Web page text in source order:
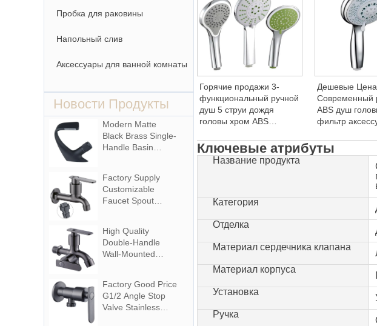
Пробка для раковины
Напольный слив
Аксессуары для ванной комнаты
Новости Продукты
Modern Matte
Black Brass Single-
Handle Basin
Rotating Feature
for Hotel&
Apartment
Factory Supply
Customizable
Faucet Spout
Water Tap for
Bathroom Washing
Machine
High Quality
Double-Handle
Wall-Mounted
Basin Washing
Machine for
Graden & Homes
Factory Good Price
G1/2 Angle Stop
Valve Stainless
Горячие продажи 3-
функциональный ручной
душ 5 струи дождя
головы хром ABS
комнаты бассейна
смесители ручной душ
Дешевые Цена
Современный
ABS душ
фильтр
ручной
Ключевые атрибуты
Название продукта
Категория
Отделка
Материал сердечника клапана
Материал корпуса
Установка
Ручка